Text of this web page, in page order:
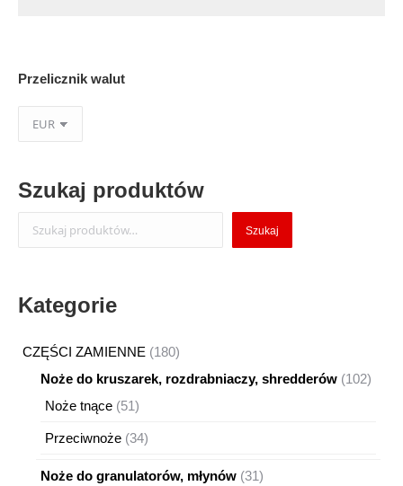
Przelicznik walut
Szukaj produktów
Szukaj
Kategorie
CZĘŚCI ZAMIENNE 180180
produktów
Noże do kruszarek, rozdrabniaczy, shredderów 102102
Noże tnące 5151
Przeciwnoże 3434
Noże do granulatorów, młynów 3131